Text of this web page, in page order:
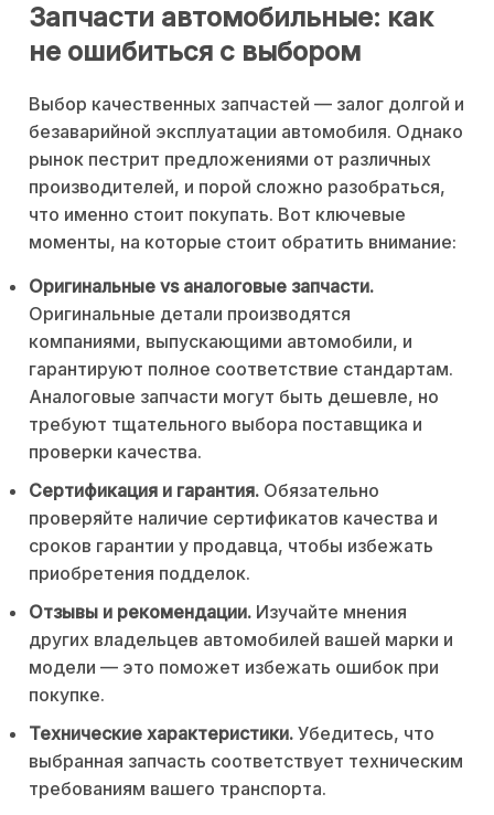
Запчасти автомобильные: как
не ошибиться с выбором
Выбор качественных запчастей — залог долгой и
безаварийной эксплуатации автомобиля. Однако
рынок пестрит предложениями от различных
производителей, и порой сложно разобраться,
что именно стоит покупать. Вот ключевые
моменты, на которые стоит обратить внимание:
Оригинальные vs аналоговые запчасти.
Оригинальные детали производятся
компаниями, выпускающими автомобили, и
гарантируют полное соответствие стандартам.
Аналоговые запчасти могут быть дешевле, но
требуют тщательного выбора поставщика и
проверки качества.
Сертификация и гарантия. Обязательно
проверяйте наличие сертификатов качества и
сроков гарантии у продавца, чтобы избежать
приобретения подделок.
Отзывы и рекомендации. Изучайте мнения
других владельцев автомобилей вашей марки и
модели — это поможет избежать ошибок при
покупке.
Технические характеристики. Убедитесь, что
выбранная запчасть соответствует техническим
требованиям вашего транспорта.